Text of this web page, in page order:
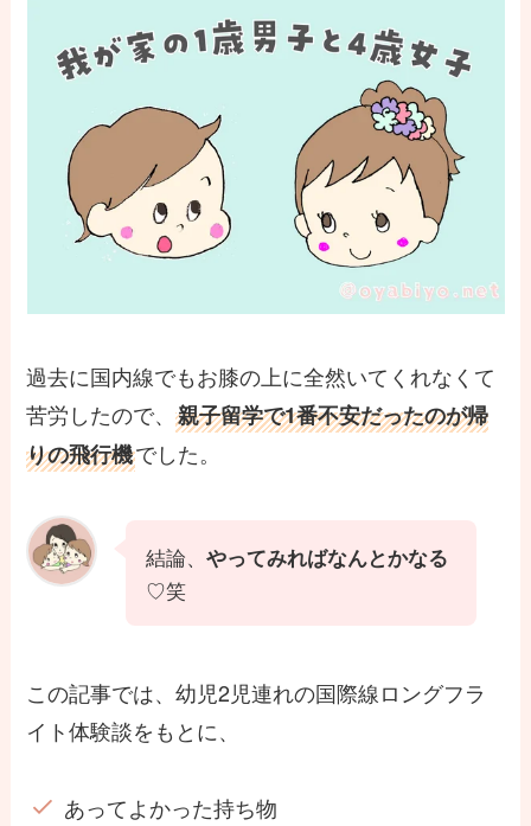
過去に国内線でもお膝の上に全然いてくれなくて
苦労したので、親子留学で1番不安だったのが帰
りの飛行機でした。
結論、やってみればなんとかなる
♡笑
この記事では、幼児2児連れの国際線ロングフラ
イト体験談をもとに、
あってよかった持ち物